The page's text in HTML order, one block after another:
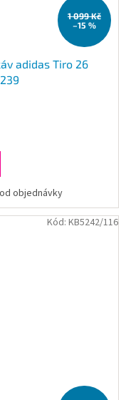
1 099 Kč
–15 %
adidas Tiro 26
objednávky
Kód: KB5242/116